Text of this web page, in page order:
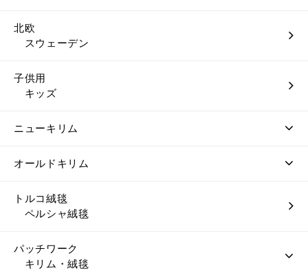
北欧
スウェーデン
子供用
キッズ
ニューキリム
オールドキリム
トルコ絨毯
ペルシャ絨毯
パッチワーク
キリム・絨毯